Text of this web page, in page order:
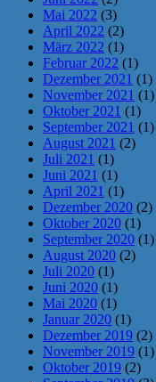
Mai 2022 (3)
April 2022 (2)
März 2022 (1)
Februar 2022 (1)
Dezember 2021 (1)
November 2021 (1)
Oktober 2021 (1)
September 2021 (1)
August 2021 (2)
Juli 2021 (1)
Juni 2021 (1)
April 2021 (1)
Dezember 2020 (2)
Oktober 2020 (1)
September 2020 (1)
August 2020 (2)
Juli 2020 (1)
Juni 2020 (1)
Mai 2020 (1)
Januar 2020 (1)
Dezember 2019 (2)
November 2019 (1)
Oktober 2019 (2)